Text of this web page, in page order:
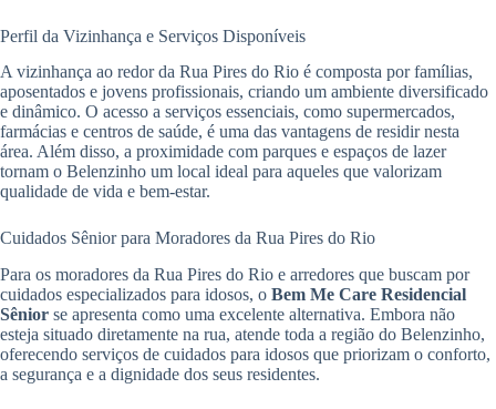
Perfil da Vizinhança e Serviços Disponíveis
A vizinhança ao redor da Rua Pires do Rio é composta por famílias,
aposentados e jovens profissionais, criando um ambiente diversificado
e dinâmico. O acesso a serviços essenciais, como supermercados,
farmácias e centros de saúde, é uma das vantagens de residir nesta
área. Além disso, a proximidade com parques e espaços de lazer
tornam o Belenzinho um local ideal para aqueles que valorizam
qualidade de vida e bem-estar.
Cuidados Sênior para Moradores da Rua Pires do Rio
Para os moradores da Rua Pires do Rio e arredores que buscam por
cuidados especializados para idosos, o Bem Me Care Residencial
Sênior se apresenta como uma excelente alternativa. Embora não
esteja situado diretamente na rua, atende toda a região do Belenzinho,
oferecendo serviços de cuidados para idosos que priorizam o conforto,
a segurança e a dignidade dos seus residentes.